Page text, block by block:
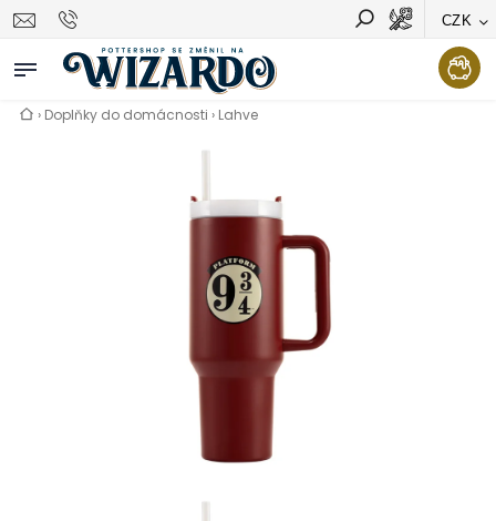
CZK
Vyhledávání Hledat
› Doplňky do domácnosti › Lahve